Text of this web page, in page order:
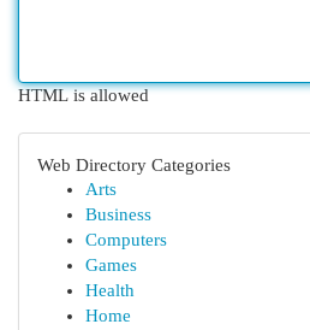
HTML is allowed
Web Directory Categories
Arts
Business
Computers
Games
Health
Home